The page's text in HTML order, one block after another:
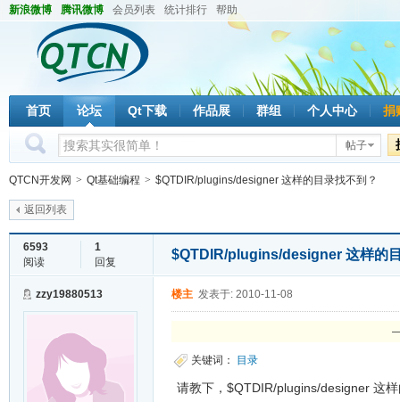
新浪微博 腾讯微博 会员列表 统计排行 帮助
首页 论坛 Qt下载 作品展 群组 个人中心 捐
帖子
QTCN开发网 > Qt基础编程 > $QTDIR/plugins/designer 这样的目录找不到？
返回列表
6593
阅读
1
回复
$QTDIR/plugins/designer 这样的
zzy19880513 楼主 发表于: 2010-11-08
关键词： 目录
请教下，$QTDIR/plugins/designer 这